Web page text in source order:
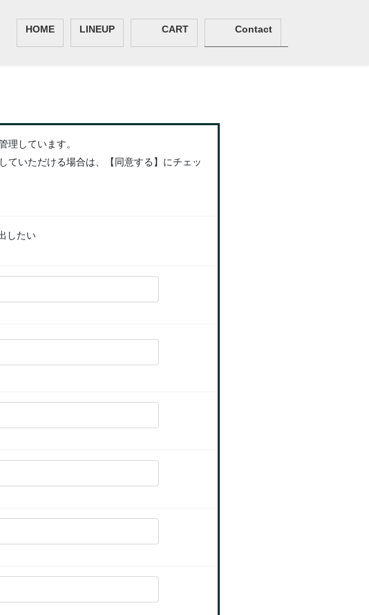
HOME LINEUP CART Contact
理しています。
ていただける場合は、【同意する】にチェッ
したい